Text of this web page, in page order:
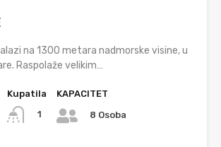
na 1300 metara nadmorske visine, u
Raspolaže velikim…
Kupatila
1
KAPACITET
8 Osoba